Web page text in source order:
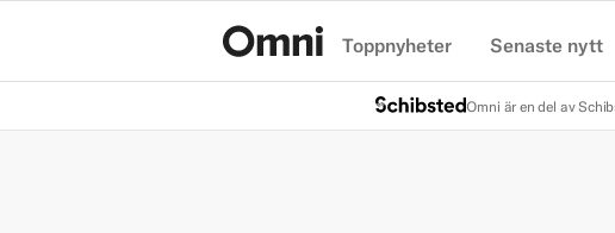
Toppnyheter Senaste nytt
Omni är en del av